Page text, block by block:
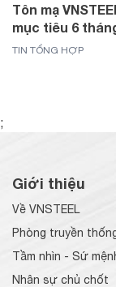
Tôn mạ
mục tiêu 6
TIN TỔNG HỢP
;
Giới thiệu
Về VNSTEEL
Phòng truyền
Tầm nhìn - Sứ
Nhân sự chủ chốt